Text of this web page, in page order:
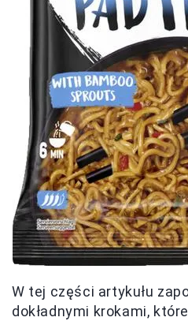
W tej części artykułu
dokładnymi krokami,